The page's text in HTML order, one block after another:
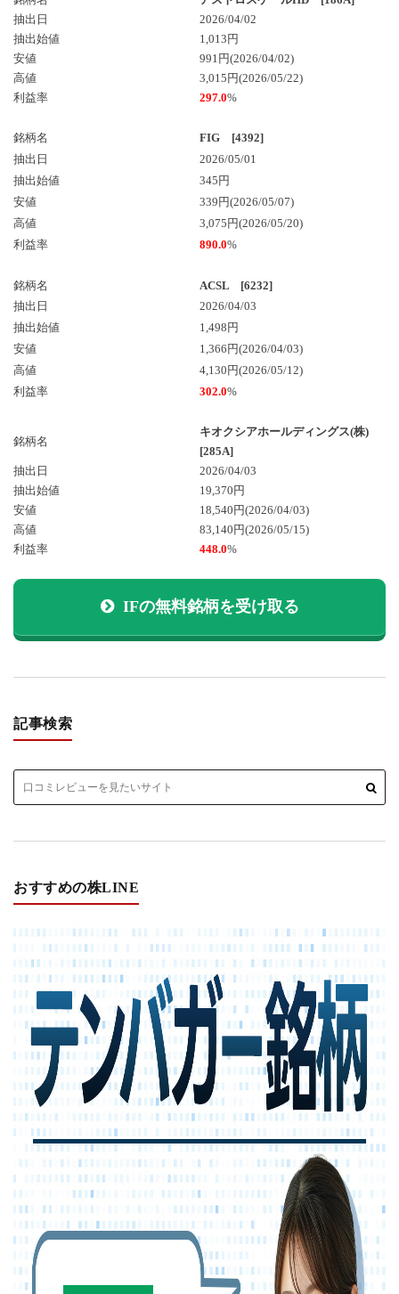
抽出日
2026/04/02
抽出始値
1,013円
安値
991円(2026/04/02)
高値
3,015円(2026/05/22)
利益率
297.0%
銘柄名
FIG [4392]
抽出日
2026/05/01
抽出始値
345円
安値
339円(2026/05/07)
高値
3,075円(2026/05/20)
利益率
890.0%
銘柄名
ACSL [6232]
抽出日
2026/04/03
抽出始値
1,498円
安値
1,366円(2026/04/03)
高値
4,130円(2026/05/12)
利益率
302.0%
銘柄名
キオクシアホールディングス(株)
[285A]
抽出日
2026/04/03
抽出始値
19,370円
安値
18,540円(2026/04/03)
高値
83,140円(2026/05/15)
利益率
448.0%
IFの無料銘柄を受け取る
記事検索
おすすめの株LINE